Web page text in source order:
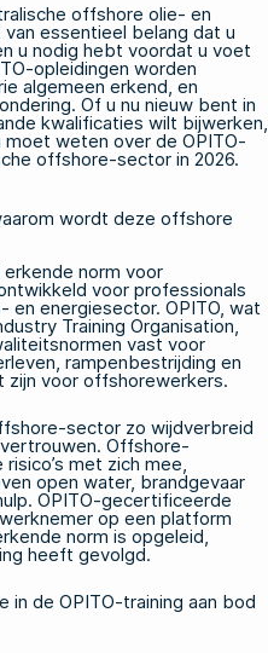
offshore olie- en
essentieel belang dat u
u nodig hebt voordat u voet
opleidingen worden
algemeen erkend, en
Of u nu nieuw bent in
kwalificaties wilt bijwerken,
weten over de OPITO-
offshore-sector in 2026.
wordt deze offshore
norm voor
voor professionals
en energiesector. OPITO, wat
Training Organisation,
vast voor
rampenbestrijding en
zijn voor offshorewerkers.
sector zo wijdverbreid
Offshore-
met zich mee,
open water, brandgevaar
OPITO-gecertificeerde
op een platform
norm is opgeleid,
heeft gevolgd.
in de OPITO-training aan bod